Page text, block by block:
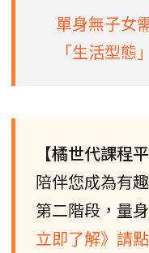
單身無子女
「生活型
【橘世代課程平
陪伴您成為有
第二階段，量
立即了解》請